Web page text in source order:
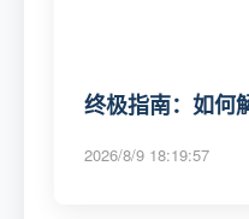
终极指南：如何
2026/8/9 18:19:57